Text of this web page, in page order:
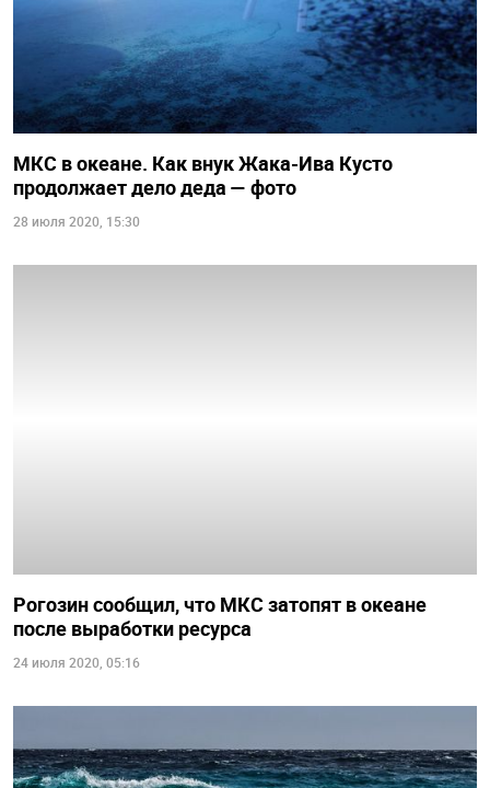
МКС в океане. Как внук Жака-Ива Кусто
продолжает дело деда — фото
28 июля 2020, 15:30
Рогозин сообщил, что МКС затопят в океане
после выработки ресурса
24 июля 2020, 05:16